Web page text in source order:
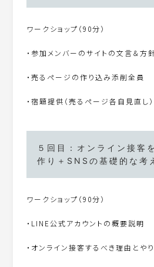
ワークショップ（90分）
・参加メンバーのサイトの文言＆方
・売るページの作り込み添削全員
・宿題提供（売るページ各自見直し）
５回目：オンライン接客
作り＋SNSの基礎的な考
ワークショップ（90分）
・LINE公式アカウントの概要説明
・オンライン接客するべき理由とや